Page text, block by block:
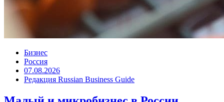
Бизнес
Россия
07.08.2026
Редакция Russian Business Guide